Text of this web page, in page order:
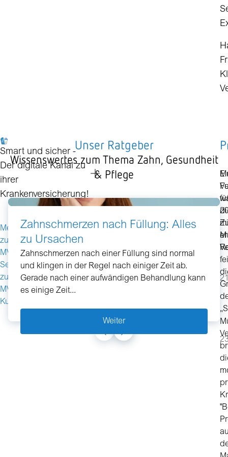
Smart und sicher -
Der digitale Kanal zu
ihrer
Krankenversicherung!
Mehr
zur
MV
ServiceApp und
zum
MV
Kundenportal
Unser Ratgeber
Wissenswertes zum Thema Zahn, Gesundheit
& Pflege
Zahnschmerzen nach Füllung: Alles
zu Ursachen
Zahnschmerzen nach einer Füllung sind normal
und klingen in der Regel nach einiger Zeit ab.
Gerade nach einer aufwändigen Behandlung kann
es einige Zeit...
Weiter